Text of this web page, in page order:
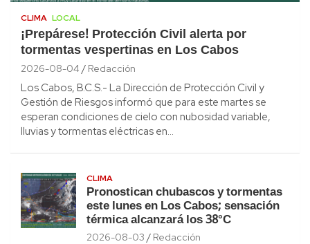
CLIMA LOCAL
¡Prepárese! Protección Civil alerta por
tormentas vespertinas en Los Cabos
2026-08-04 Redacción
Los Cabos, B.C.S.- La Dirección de Protección Civil y
Gestión de Riesgos informó que para este martes se
esperan condiciones de cielo con nubosidad variable,
lluvias y tormentas eléctricas en…
CLIMA
Pronostican chubascos y tormentas
este lunes en Los Cabos; sensación
térmica alcanzará los 38°C
2026-08-03 Redacción